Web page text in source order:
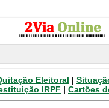
Eleitoral |
IRPF | Cartões